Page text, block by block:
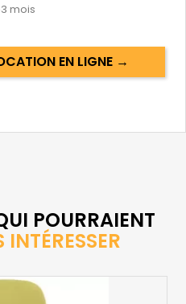
mois
EN LIGNE →
POURRAIENT
INTÉRESSER